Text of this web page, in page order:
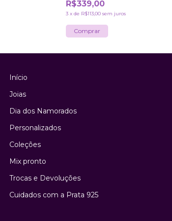
R$339,00
3 x de R$113,00 sem juros
Início
Joias
Dia dos Namorados
Personalizados
Coleções
Mix pronto
Trocas e Devoluções
Cuidados com a Prata 925